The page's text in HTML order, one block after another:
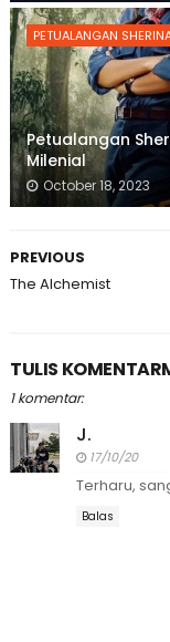
PETUALANGAN
Petualangan
Milenial
October 18, 2023
PREVIOUS
The Alchemist
TULIS
1 komentar:
J.
17/10/20
Terharu,
Balas